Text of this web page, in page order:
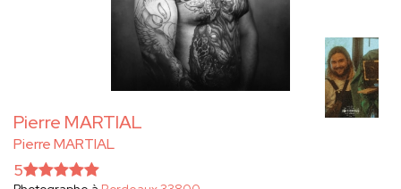
Pierre MARTIAL
Pierre MARTIAL
5